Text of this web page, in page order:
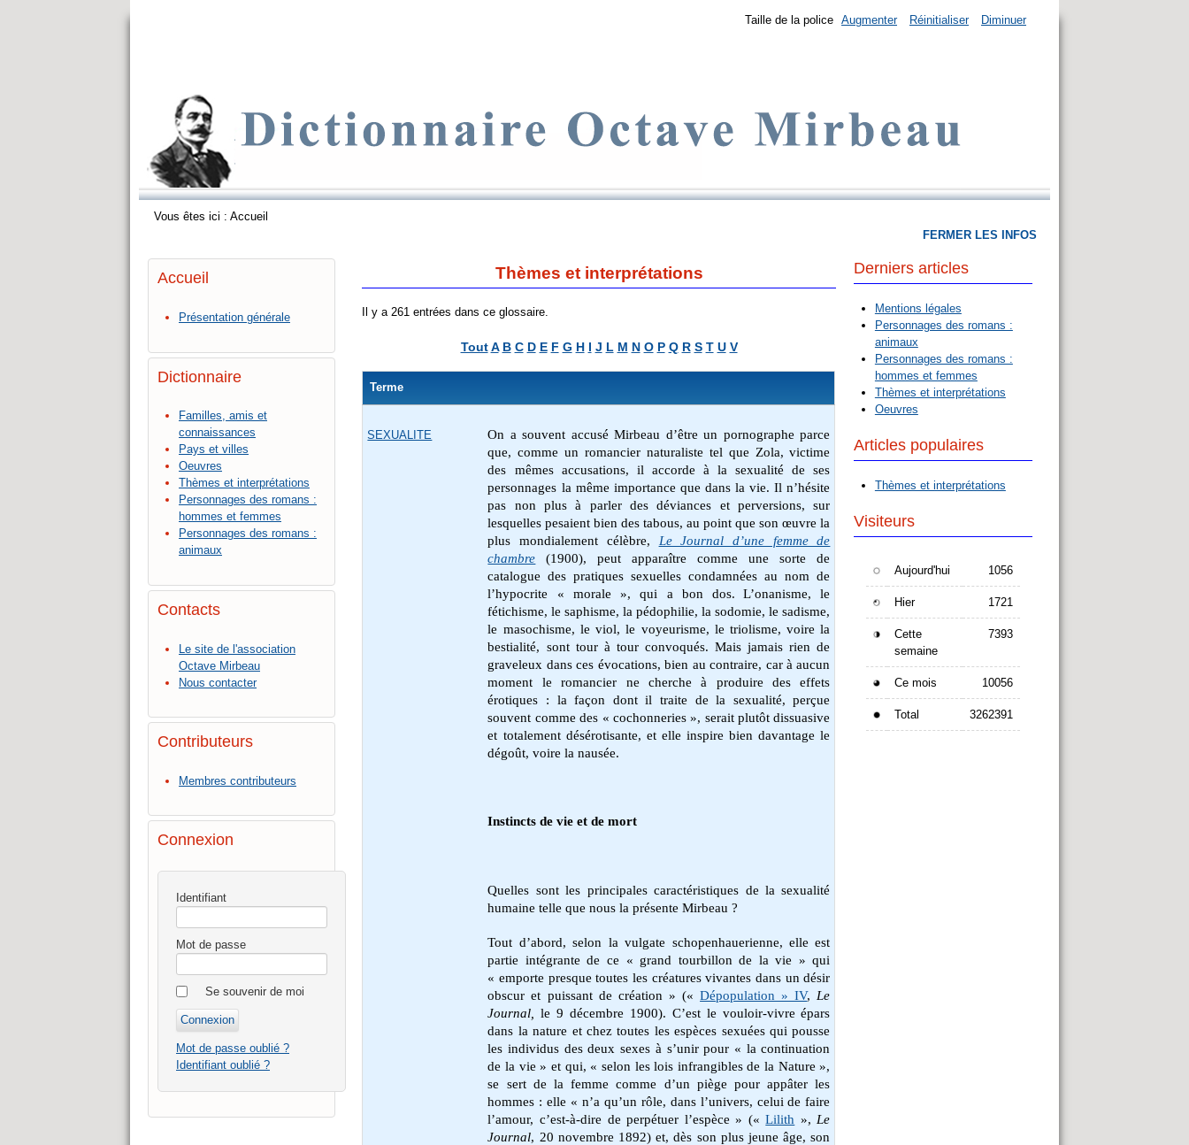
Taille de la police Augmenter Réinitialiser Diminuer
Vous êtes ici : Accueil
Accueil
Présentation générale
Dictionnaire
Familles, amis et
connaissances
Pays et villes
Oeuvres
Thèmes et interprétations
Personnages des romans :
hommes et femmes
Personnages des romans :
animaux
Contacts
Le site de l'association
Octave Mirbeau
Nous contacter
Contributeurs
Membres contributeurs
Connexion
Identifiant
Mot de passe
Se souvenir de moi
Mot de passe oublié ?
Identifiant oublié ?
Thèmes et interprétations
Il y a 261 entrées dans ce glossaire.
Tout A B C D E F G H I J L M N O P Q R S T U V
Terme
SEXUALITE
On a souvent accusé Mirbeau d’être un pornographe parce
que, comme un romancier naturaliste tel que Zola, victime
des mêmes accusations, il accorde à la sexualité de ses
personnages la même importance que dans la vie. Il n’hésite
pas non plus à parler des déviances et perversions, sur
lesquelles pesaient bien des tabous, au point que son œuvre la
plus mondialement célèbre, Le Journal d’une femme de
chambre
(1900), peut apparaître comme une sorte de
catalogue des pratiques sexuelles condamnées au nom de
l’hypocrite « morale », qui a bon dos.
L’onanisme, le
fétichisme, le saphisme, la pédophilie, la sodomie, le sadisme,
le masochisme, le viol, le voyeurisme, le triolisme, voire la
bestialité, sont tour à tour convoqués. Mais jamais rien de
graveleux dans ces évocations, bien au contraire, car à aucun
moment le romancier ne cherche à produire des effets
érotiques : la façon dont il traite de la sexualité, perçue
souvent comme des « cochonneries », serait plutôt dissuasive
et totalement désérotisante, et elle inspire bien davantage le
dégoût, voire la nausée.
Instincts de vie et de mort
Quelles sont les principales caractéristiques de la sexualité
humaine telle que nous la présente Mirbeau ?
Tout d’abord, selon la vulgate schopenhauerienne, elle est
partie intégrante de ce « grand tourbillon de la vie » qui
« emporte presque toutes les créatures vivantes dans un désir
obscur et puissant de création » («Dépopulation » IV, Le
Journal,
le 9 décembre 1900). C’est le vouloir-vivre épars
dans la nature et chez toutes les espèces sexuées qui pousse
les individus des deux sexes à s’unir pour « la continuation
de la vie » et qui, « selon les lois infrangibles de la Nature »,
se sert de la femme comme d’un piège pour appâter les
hommes : elle « n’a qu’un rôle, dans l’univers, celui de faire
l’amour, c’est-à-dire de perpétuer l’espèce » («Lilith », Le
Journal, 20 novembre 1892) et, dès son plus jeune âge, son
FERMER LES INFOS
Derniers articles
Mentions légales
Personnages des romans :
animaux
Personnages des romans :
hommes et femmes
Thèmes et interprétations
Oeuvres
Articles populaires
Thèmes et interprétations
Visiteurs
Aujourd'hui 1056
Hier 1721
Cette
semaine
7393
Ce mois 10056
Total 3262391